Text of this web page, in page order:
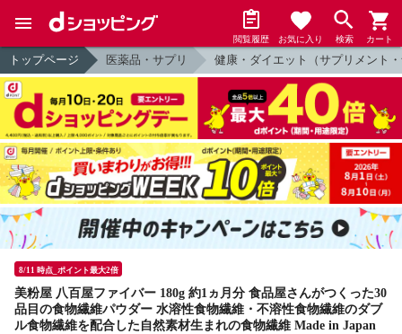
閲覧履歴 お気に入り 検索 カート
トップページ 医薬品・サプリ 健康・ダイエット（サプリメント
8/11 時点_ポイント最大2倍
美粉屋 八百屋ファイバー 180g 約1ヵ月分 食品屋さんがつくった30
品目の食物繊維パウダー 水溶性食物繊維・不溶性食物繊維のダブ
ル食物繊維を配合した自然素材生まれの食物繊維 Made in Japan